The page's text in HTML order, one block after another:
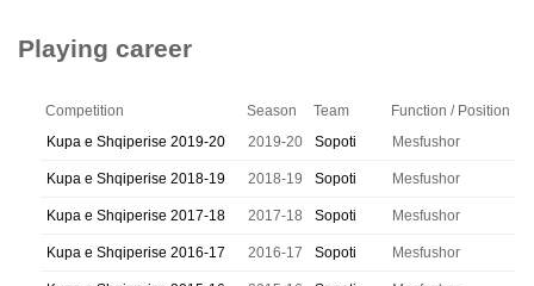
Playing career
Competition Season Team
Function / Position
Kupa e Shqiperise 2019-20
2019-20 Sopoti Mesfushor
Kupa e Shqiperise 2018-19 2018-19 Sopoti Mesfushor
Kupa e Shqiperise 2017-18 2017-18 Sopoti Mesfushor
Kupa e Shqiperise 2016-17 2016-17 Sopoti Mesfushor